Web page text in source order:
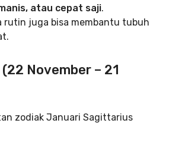
atau cepat saji.
rutin juga bisa membantu tubuh
November – 21